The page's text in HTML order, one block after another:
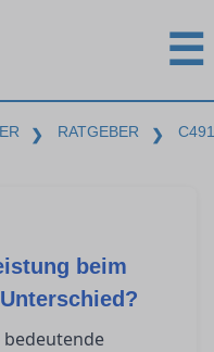
☰
❯ RATGEBER ❯
beim
bedeutende